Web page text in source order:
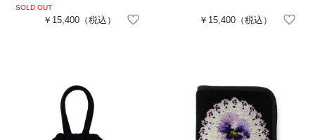
￥15,400（税込） ￥15,400 （税込）